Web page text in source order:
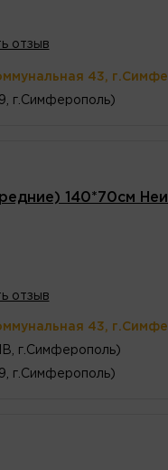
отзыв
43,
г.Симферополь)
140*70см
отзыв
43,
г.Симферополь)
г.Симферополь)